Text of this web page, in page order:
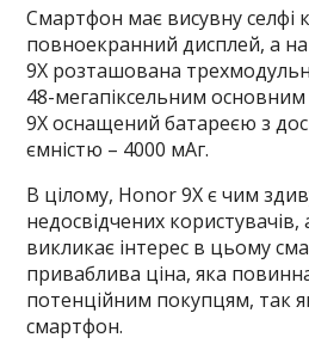
Смартфон має висувну селфі
повноекранний дисплей, а
9X розташована
48-мегапіксельним
9X оснащений батареєю з
ємністю – 4000 мАг.
В цілому, Honor 9X є чим
недосвідчених
викликає інтерес в цьому
приваблива ціна, яка
потенційним покупцям, так
смартфон.